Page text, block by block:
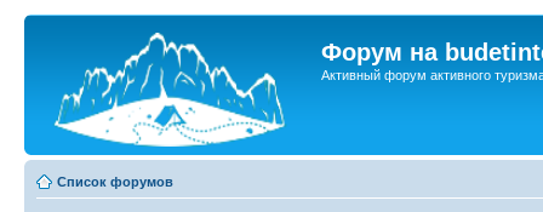
Форум на
Активный форум активного
Список форумов